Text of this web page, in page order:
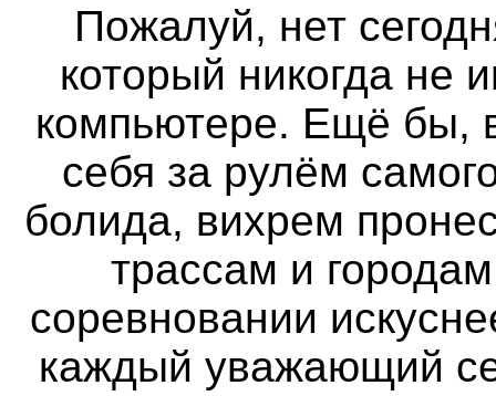
Пожалуй, нет
который никогда не
компьютере. Ещё бы,
себя за рулём
болида, вихрем
трассам и
соревновании
каждый уважающий